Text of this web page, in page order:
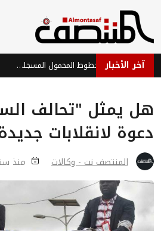
آخر الأخبار تنظيم الاتصالات يوضح بشأن خطوط المحمول المسجلة بأسماء مواطنين دون علمهم
هل يمثل "تحالف
دعوة لانقلابات
المنتصف نت - وكالات منذ